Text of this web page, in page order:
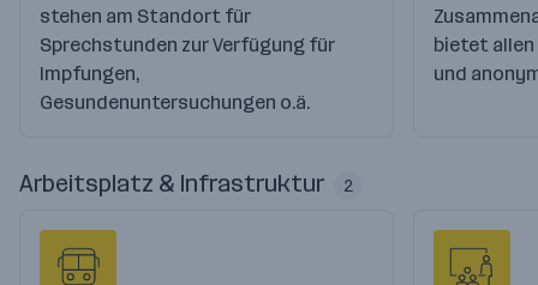
stehen am Standort für
Sprechstunden zur Verfügung für
Impfungen,
Gesundenuntersuchungen o.ä.
bietet
und
Arbeitsplatz & Infrastruktur 2